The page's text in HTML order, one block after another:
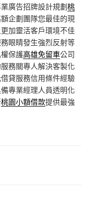
廣告招牌設計規劃桃
企劃團隊您最佳的現
加靈活客戶環境不佳
眼睛發生強烈反射等
保護高雄免留車公司
務關專人解決客製化
貸服務信用條件經驗
專業經理人員透明化
桃園小額借款提供最強